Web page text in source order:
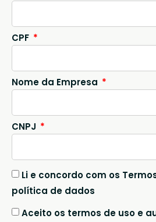
CPF
Nome da Empresa
CNPJ
Li e concordo com os
política de dados
Aceito os termos de uso e